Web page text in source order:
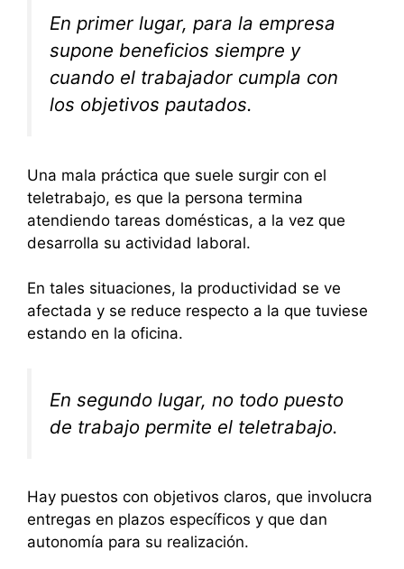
En primer lugar, para la empresa
supone beneficios siempre y
cuando el trabajador cumpla con
los objetivos pautados.
Una mala práctica que suele surgir con el
teletrabajo, es que la persona termina
atendiendo tareas domésticas, a la vez que
desarrolla su actividad laboral.
En tales situaciones, la productividad se ve
afectada y se reduce respecto a la que tuviese
estando en la oficina.
En segundo lugar, no todo puesto
de trabajo permite el teletrabajo.
Hay puestos con objetivos claros, que involucra
entregas en plazos específicos y que dan
autonomía para su realización.